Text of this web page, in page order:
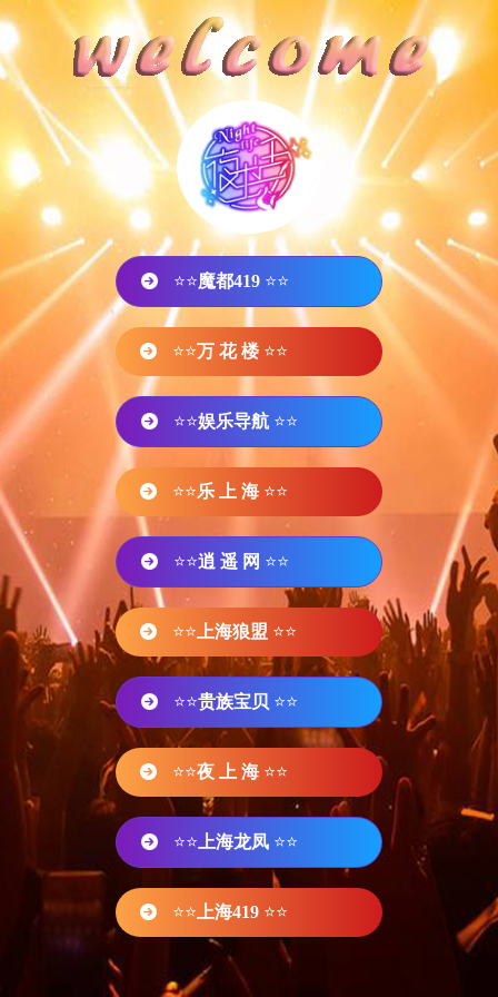
⭐⭐魔都419 ⭐⭐
⭐⭐万 花 楼 ⭐⭐
⭐⭐娱乐导航 ⭐⭐
⭐⭐乐 上 海 ⭐⭐
⭐⭐逍 遥 网 ⭐⭐
⭐⭐ 上海狼盟 ⭐⭐
⭐⭐贵族宝贝 ⭐⭐
⭐⭐夜 上 海 ⭐⭐
⭐⭐ 上海龙凤 ⭐⭐
⭐⭐ 上海419 ⭐⭐